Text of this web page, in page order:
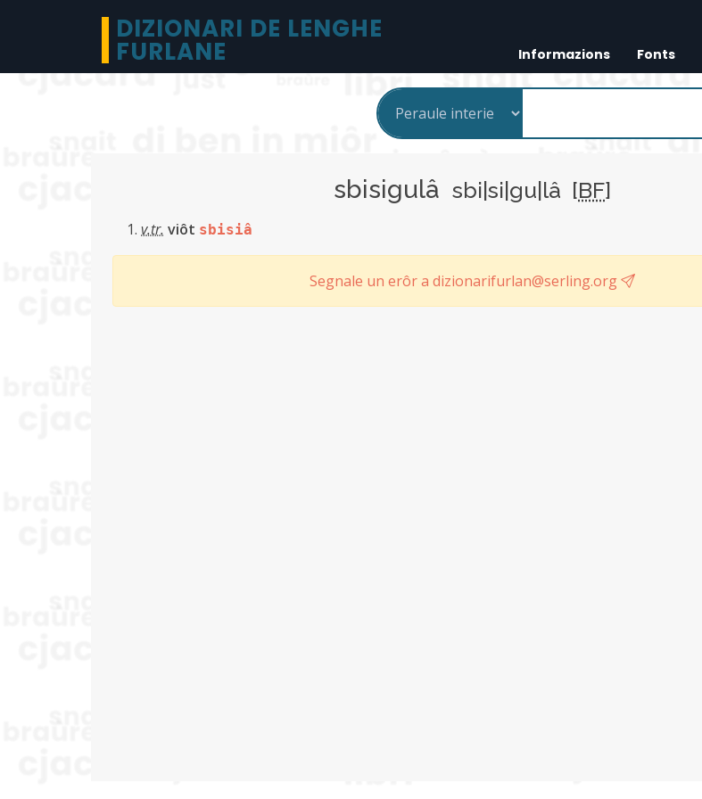
DIZIONARI DE LENGHE
FURLANE Informazions Fonts
sbisigulâ sbi|si|gu|lâ [BF]
v.tr. viôt sbisiâ
Segnale un erôr a dizionarifurlan@serling.org